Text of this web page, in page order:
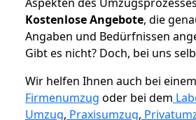
Kostenlose Angebote, die
Angaben und Bedürfnissen
Gibt es nicht? Doch, bei uns
Wir helfen Ihnen auch bei
Firmenumzug oder bei dem
Umzug, Praxisumzug,